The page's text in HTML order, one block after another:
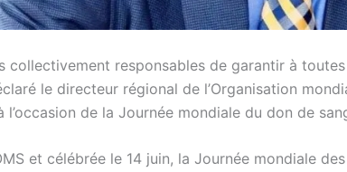
collectivement responsables de garantir à
le directeur régional de l’Organisation
l’occasion de la Journée mondiale du don de
et célébrée le 14 juin, la Journée mondiale